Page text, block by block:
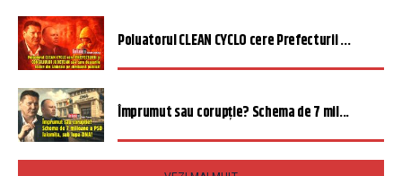
Poluatorul CLEAN CYCLO cere Prefecturii ...
Împrumut sau corupție? Schema de 7 mil...